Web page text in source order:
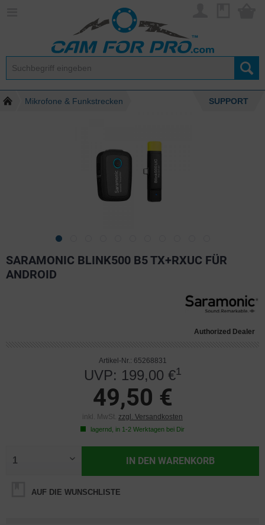
Mikrofone & Funkstrecken SUPPORT
SARAMONIC BLINK500 B5 TX+RXUC FÜR
ANDROID
Authorized Dealer
Artikel-Nr.: 65268831
UVP: 199,00 €1
49,50 €
inkl. MwSt. zzgl. Versandkosten
lagernd, in 1-2 Werktagen bei Dir
IN DEN WARENKORB
AUF DIE WUNSCHLISTE